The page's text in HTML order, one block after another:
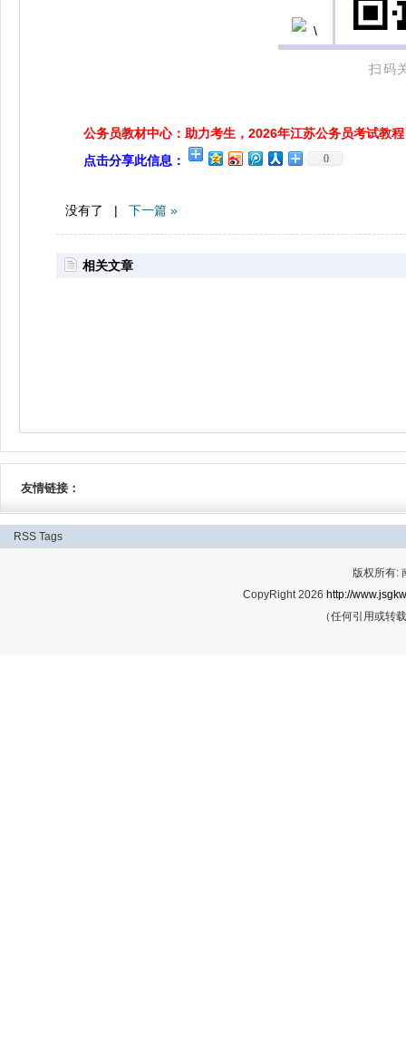
扫码
公务员教材中心：助力考生，2026年江苏公务员考试教程
点击分享此信息：
0
没有了 | 下一篇 »
相关文章
友情链接：
RSS Tags
版权所有:
CopyRight 2026 http://
（任何引用或转